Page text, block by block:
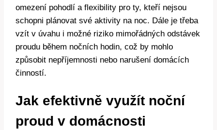
omezení pohodlí a flexibility pro ty, kteří nejsou
schopni plánovat své aktivity na noc. Dále je třeba
vzít v úvahu i možné riziko mimořádných odstávek
proudu během nočních hodin, což by mohlo
způsobit nepříjemnosti nebo narušení domácích
činností.
Jak efektivně využít noční
proud v domácnosti